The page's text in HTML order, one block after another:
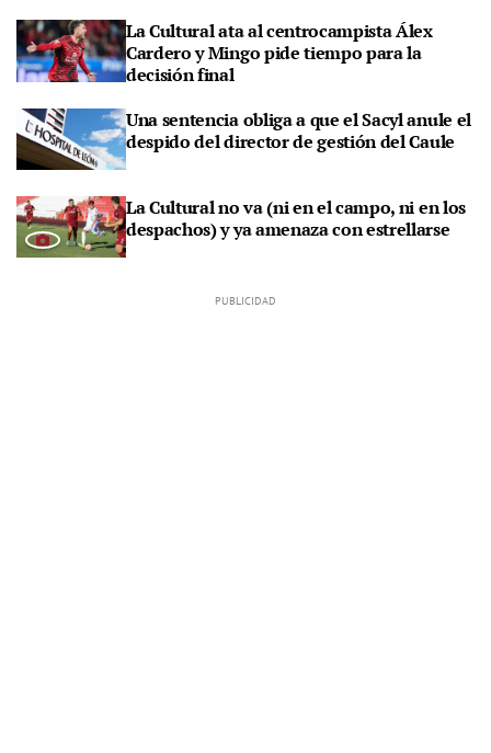
La Cultural ata al centrocampista Álex
Cardero y Mingo pide tiempo para la
decisión final
Una sentencia obliga a que el Sacyl anule el
despido del director de gestión del Caule
La Cultural no va (ni en el campo, ni en los
despachos) y ya amenaza con estrellarse